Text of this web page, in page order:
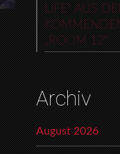
LIFE“ AUS
„ROOM 12“
Archiv
August 2026